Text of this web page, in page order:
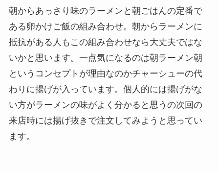
朝からあっさり味のラーメンと朝ごはんの定番で
ある卵かけご飯の組み合わせ。朝からラーメンに
抵抗がある人もこの組み合わせなら大丈夫ではな
いかと思います。一点気になるのは朝ラーメン朝
というコンセプトが理由なのかチャーシューの代
わりに揚げが入っています。個人的には揚げがな
い方がラーメンの味がよく分かると思うの次回の
来店時には揚げ抜きで注文してみようと思ってい
ます。